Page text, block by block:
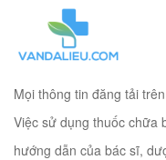
Mọi thông tin đăng tải
Việc sử dụng thuốc chữa
hướng dẫn của bác sĩ,